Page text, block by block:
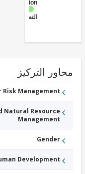
- Education
التركيز
Risk Management
and Natural Resource
Management
Gender
Human Development